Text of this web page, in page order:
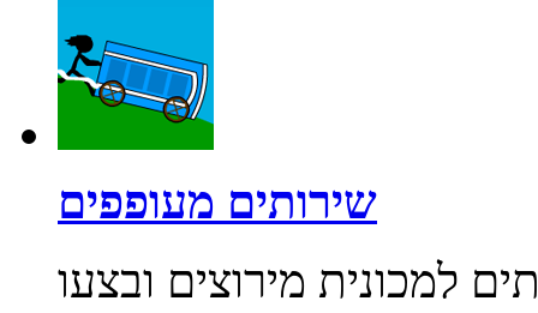
שירותים מעופפים